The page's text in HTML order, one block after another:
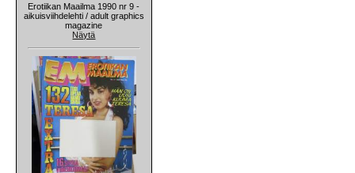
Erotiikan Maailma 1990 nr 9 -
aikuisviihdelehti / adult graphics
magazine
Näytä